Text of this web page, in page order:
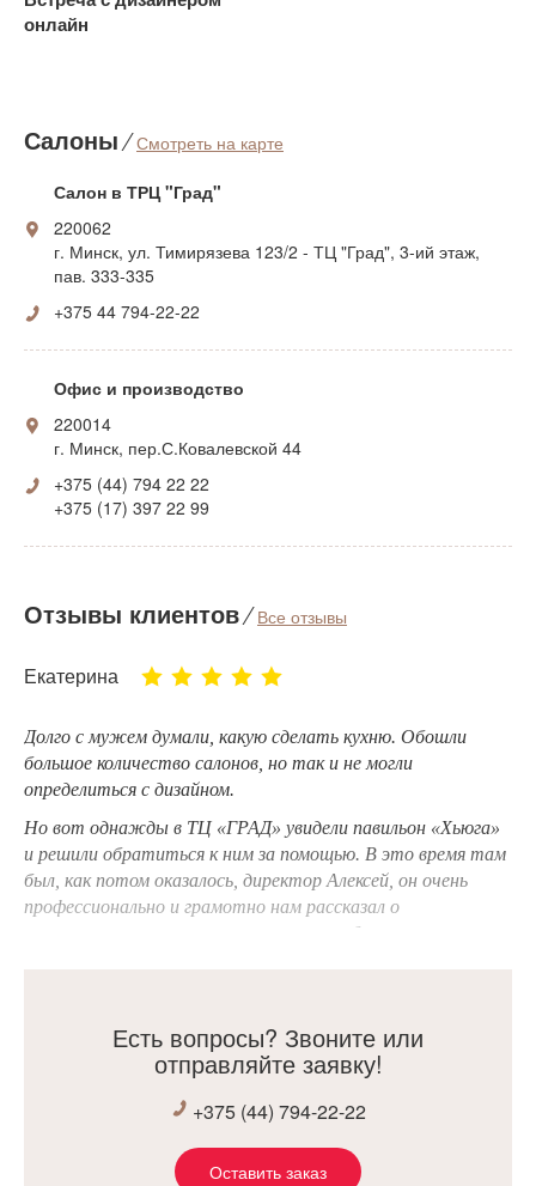
онлайн
Салоны⁄Смотреть на карте
Салон в ТРЦ "Град"
220062
г. Минск, ул. Тимирязева 123/2 - ТЦ "Град", 3-ий этаж,
пав. 333-335
+375 44 794-22-22
Офис и производство
220014
г. Минск, пер.С.Ковалевской 44
+375 (44) 794 22 22
+375 (17) 397 22 99
Отзывы клиентов⁄Все отзывы
Екатерина
Долго с мужем думали, какую сделать кухню. Обошли
большое количество салонов, но так и не могли
определиться с дизайном.
Но вот однажды в ТЦ «ГРАД» увидели павильон «Хьюга»
и решили обратиться к ним за помощью. В это время там
был, как потом оказалось, директор Алексей, он очень
профессионально и грамотно нам рассказал о
возможностях компании воплотить любые желания в
результат, у нас дома кухня, которая каждый день радует
Хочется сказать огромное спасибо всей команде «Хьюга»
Есть вопросы? Звоните или
отправляйте заявку!
+375 (44) 794-22-22
Оставить заказ